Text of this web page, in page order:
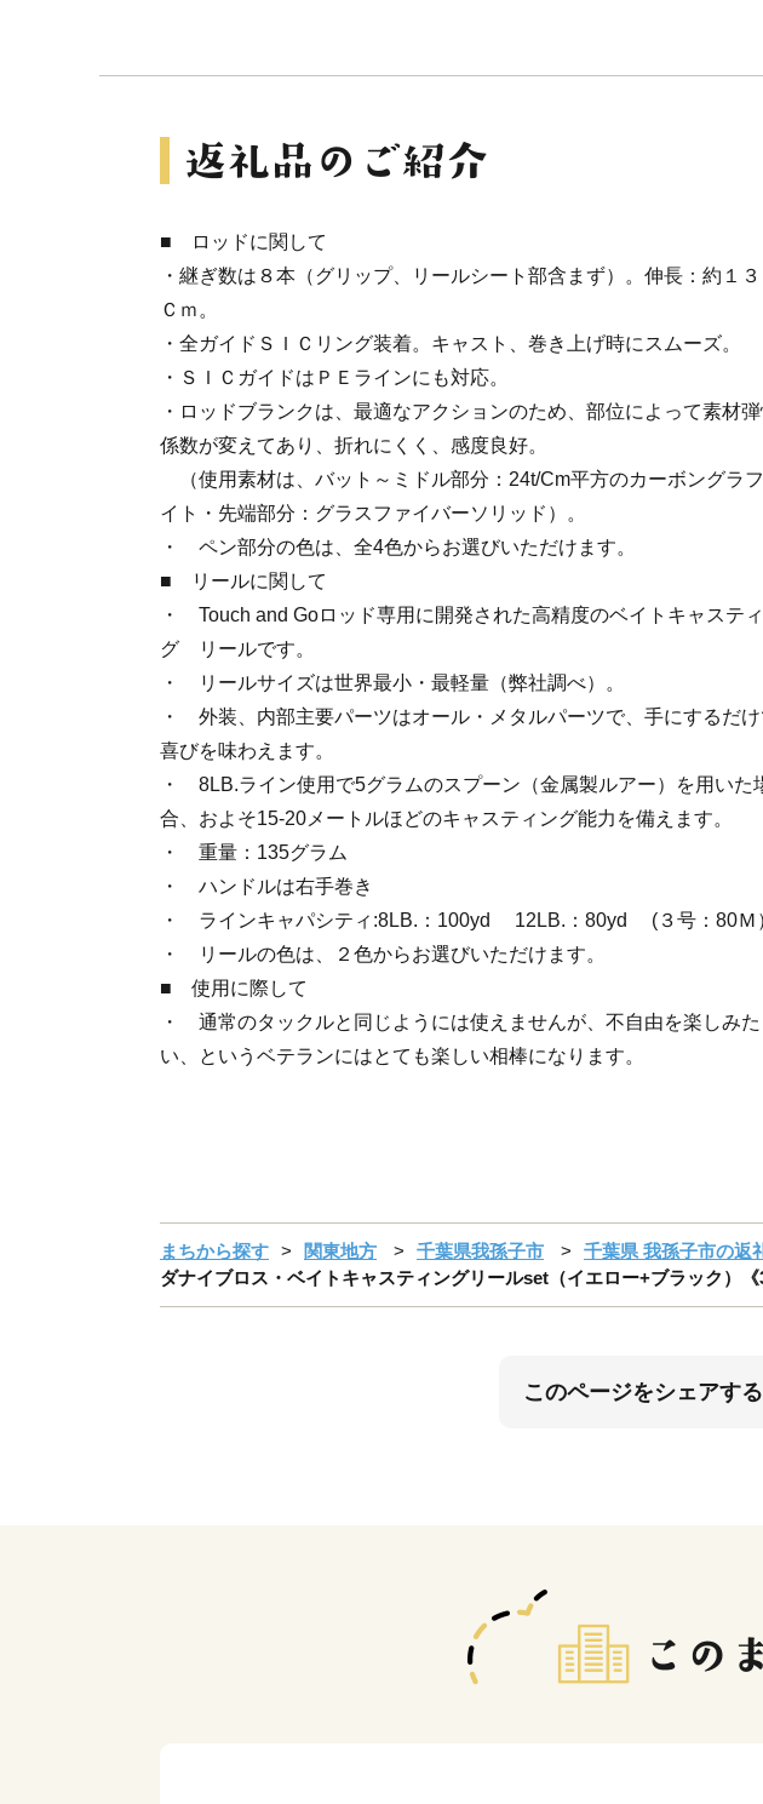
■ ロッドに関して
・継ぎ数は８本（グリップ、リールシート部含まず）。伸長：約１３
Ｃｍ。
・全ガイドＳＩＣリング装着。キャスト、巻き上げ時にスムーズ。
・ＳＩＣガイドはＰＥラインにも対応。
・ロッドブランクは、最適なアクションのため、部位によって素材
係数が変えてあり、折れにくく、感度良好。
（使用素材は、バット～ミドル部分：24t/Cm平方のカーボングラ
イト・先端部分：グラスファイバーソリッド）。
・ ペン部分の色は、全4色からお選びいただけます。
■ リールに関して
・ Touch and Goロッド専用に開発された高精度のベイトキャステ
グ リールです。
・ リールサイズは世界最小・最軽量（弊社調べ）。
・ 外装、内部主要パーツはオール・メタルパーツで、手にするだ
喜びを味わえます。
・ 8LB.ライン使用で5グラムのスプーン（金属製ルアー）を用いた
合、およそ15-20メートルほどのキャスティング能力を備えます。
・ 重量：135グラム
・ ハンドルは右手巻き
・ ラインキャパシティ:8LB.：100yd 12LB.：80yd (３号：80Ｍ
・ リールの色は、２色からお選びいただけます。
■ 使用に際して
・ 通常のタックルと同じようには使えませんが、不自由を楽しみた
い、というベテランにはとても楽しい相棒になります。
まちから探す 関東地方 千葉県我孫子市
千葉県 我孫子市の返
ダナイブロス・ベイトキャスティングリールset（イエロー+ブラック）《
このページをシェアする